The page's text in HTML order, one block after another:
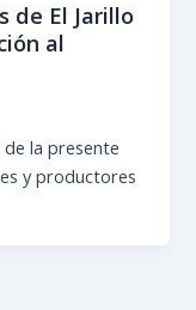
de El Jarillo
al
la presente
y productores